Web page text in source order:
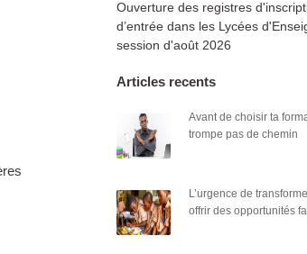
Ouverture des registres
d’entrée dans les Lycées
session d'août 2026
Articles recents
Avant de choisir ta
trompe pas de chemin
L’urgence de
offrir des opportunités